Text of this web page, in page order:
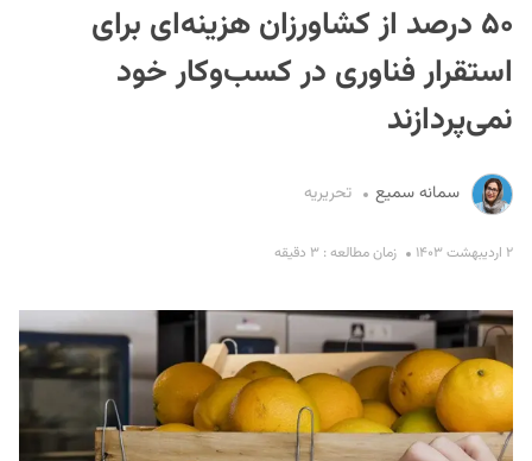
۵۰ درصد از کشاورزان هزینه‌ای برای
استقرار فناوری در کسب‌وکار خود
نمی‌پردازند
سمانه سمیع تحریریه
۲ اردیبهشت ۱۴۰۳ زمان مطالعه : ۳ دقیقه